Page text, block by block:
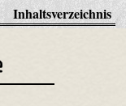
Inhaltsverzeichnis